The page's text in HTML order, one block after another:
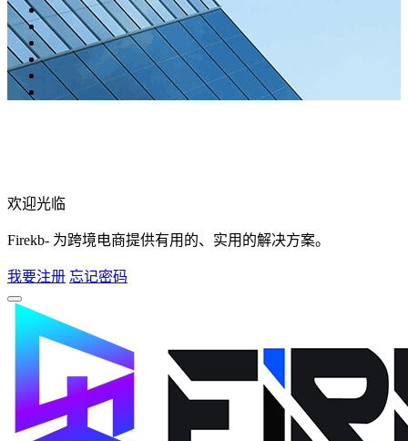
欢迎光临
Firekb- 为跨境电商提供有用的、实用的解决方案。
我要注册 忘记密码